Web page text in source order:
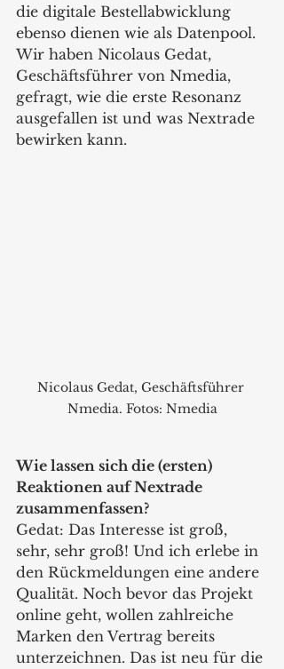
die digitale Bestellabwicklung
ebenso dienen wie als Datenpool.
Wir haben Nicolaus Gedat,
Geschäftsführer von Nmedia,
gefragt, wie die erste Resonanz
ausgefallen ist und was Nextrade
bewirken kann.
Nicolaus Gedat, Geschäftsführer
Nmedia. Fotos: Nmedia
Wie lassen sich die (ersten)
Reaktionen auf Nextrade
zusammenfassen?
Gedat: Das Interesse ist groß,
sehr, sehr groß! Und ich erlebe in
den Rückmeldungen eine andere
Qualität. Noch bevor das Projekt
online geht, wollen zahlreiche
Marken den Vertrag bereits
unterzeichnen. Das ist neu für die